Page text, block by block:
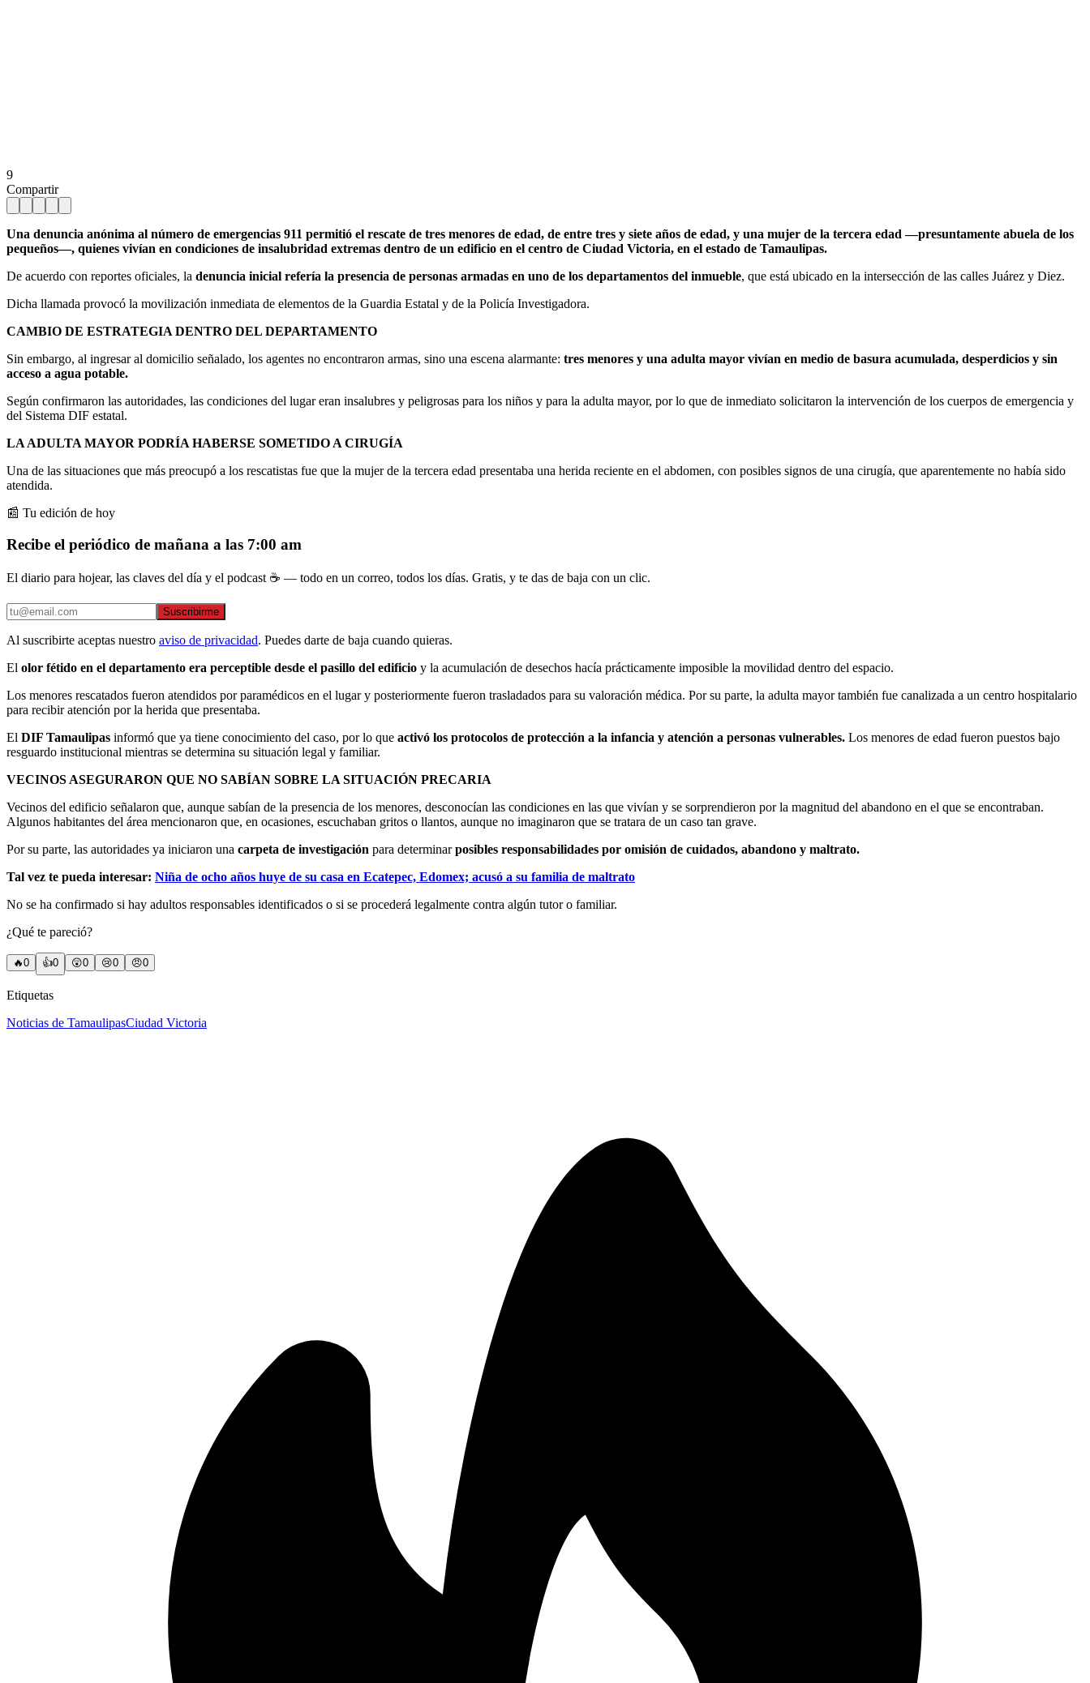
9
Compartir
Una denuncia anónima al número de emergencias 911 permitió el rescate de tres menores de edad, de entre tres y siete años de edad, y una mujer de la tercera edad —presuntamente abuela de los
pequeños—, quienes vivían en condiciones de insalubridad extremas dentro de un edificio en el centro de Ciudad Victoria, en el estado de Tamaulipas.
De acuerdo con reportes oficiales, la denuncia inicial refería la presencia de personas armadas en uno de los departamentos del inmueble, que está ubicado en la intersección de las calles Juárez y Diez.
Dicha llamada provocó la movilización inmediata de elementos de la Guardia Estatal y de la Policía Investigadora.
CAMBIO DE ESTRATEGIA DENTRO DEL DEPARTAMENTO
Sin embargo, al ingresar al domicilio señalado, los agentes no encontraron armas, sino una escena alarmante: tres menores y una adulta mayor vivían en medio de basura acumulada, desperdicios y sin
acceso a agua potable.
Según confirmaron las autoridades, las condiciones del lugar eran insalubres y peligrosas para los niños y para la adulta mayor, por lo que de inmediato solicitaron la intervención de los cuerpos de emergencia y
del Sistema DIF estatal.
LA ADULTA MAYOR PODRÍA HABERSE SOMETIDO A CIRUGÍA
Una de las situaciones que más preocupó a los rescatistas fue que la mujer de la tercera edad presentaba una herida reciente en el abdomen, con posibles signos de una cirugía, que aparentemente no había sido
atendida.
📰 Tu edición de hoy
Recibe el periódico de mañana a las 7:00 am
El diario para hojear, las claves del día y el podcast ☕ — todo en un correo, todos los días. Gratis, y te das de baja con un clic.
Suscribirme
Al suscribirte aceptas nuestro aviso de privacidad. Puedes darte de baja cuando quieras.
El olor fétido en el departamento era perceptible desde el pasillo del edificio y la acumulación de desechos hacía prácticamente imposible la movilidad dentro del espacio.
Los menores rescatados fueron atendidos por paramédicos en el lugar y posteriormente fueron trasladados para su valoración médica. Por su parte, la adulta mayor también fue canalizada a un centro hospitalario
para recibir atención por la herida que presentaba.
El DIF Tamaulipas informó que ya tiene conocimiento del caso, por lo que activó los protocolos de protección a la infancia y atención a personas vulnerables. Los menores de edad fueron puestos bajo
resguardo institucional mientras se determina su situación legal y familiar.
VECINOS ASEGURARON QUE NO SABÍAN SOBRE LA SITUACIÓN PRECARIA
Vecinos del edificio señalaron que, aunque sabían de la presencia de los menores, desconocían las condiciones en las que vivían y se sorprendieron por la magnitud del abandono en el que se encontraban.
Algunos habitantes del área mencionaron que, en ocasiones, escuchaban gritos o llantos, aunque no imaginaron que se tratara de un caso tan grave.
Por su parte, las autoridades ya iniciaron una carpeta de investigación para determinarposibles responsabilidades por omisión de cuidados, abandono y maltrato.
Tal vez te pueda interesar: Niña de ocho años huye de su casa en Ecatepec, Edomex; acusó a su familia de maltrato
No se ha confirmado si hay adultos responsables identificados o si se procederá legalmente contra algún tutor o familiar.
¿Qué te pareció?
🔥0 👍0 😲0 😢0 😠0
Etiquetas
Noticias de TamaulipasCiudad Victoria